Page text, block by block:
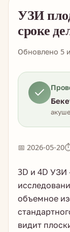
УЗИ
сроке
Обновлено 5
📅 2026-05-20
3D и 4D УЗИ
объемное
видит